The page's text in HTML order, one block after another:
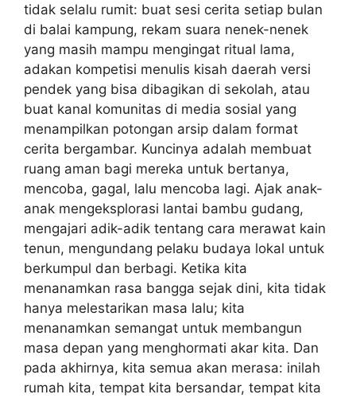
tidak selalu rumit: buat sesi cerita setiap bulan
di balai kampung, rekam suara nenek-nenek
yang masih mampu mengingat ritual lama,
adakan kompetisi menulis kisah daerah versi
pendek yang bisa dibagikan di sekolah, atau
buat kanal komunitas di media sosial yang
menampilkan potongan arsip dalam format
cerita bergambar. Kuncinya adalah membuat
ruang aman bagi mereka untuk bertanya,
mencoba, gagal, lalu mencoba lagi. Ajak anak-
anak mengeksplorasi lantai bambu gudang,
mengajari adik-adik tentang cara merawat kain
tenun, mengundang pelaku budaya lokal untuk
berkumpul dan berbagi. Ketika kita
menanamkan rasa bangga sejak dini, kita tidak
hanya melestarikan masa lalu; kita
menanamkan semangat untuk membangun
masa depan yang menghormati akar kita. Dan
pada akhirnya, kita semua akan merasa: inilah
rumah kita, tempat kita bersandar, tempat kita